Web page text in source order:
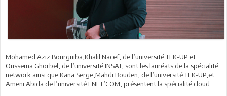
Mohamed Aziz Bourguiba,Khalil Nacef, de l’université TEK-UP et
Oussema Ghorbel, de l’université INSAT, sont les lauréats de la spécialité
network ainsi que Kana Serge,Mahdi Bouden, de l’université TEK-UP,et
Ameni Abida de l’université ENET’COM, présentent la spécialité cloud.